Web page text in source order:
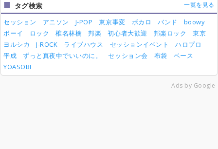
タグ検索 一覧を見る
セッション アニソン J-POP 東京事変 ボカロ バンド
boowy
ボーイ
ロック 椎名林檎 邦楽 初心者大歓迎 邦楽ロック
東京
ヨルシカ
J-ROCK ライブハウス セッションイベント
ハロプロ
平成
ずっと真夜中でいいのに。 セッション会 布袋
ベース
YOASOBI
Ads by Google